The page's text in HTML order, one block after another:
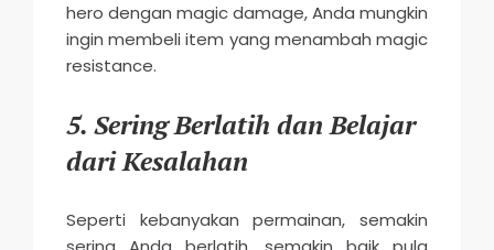
hero dengan magic damage, Anda mungkin
ingin membeli item yang menambah magic
resistance.
5. Sering Berlatih dan Belajar
dari Kesalahan
Seperti kebanyakan permainan, semakin